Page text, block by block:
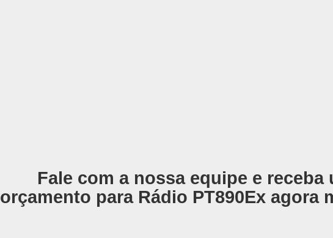
Fale com a nossa equipe e receba
orçamento para Rádio PT890Ex agora